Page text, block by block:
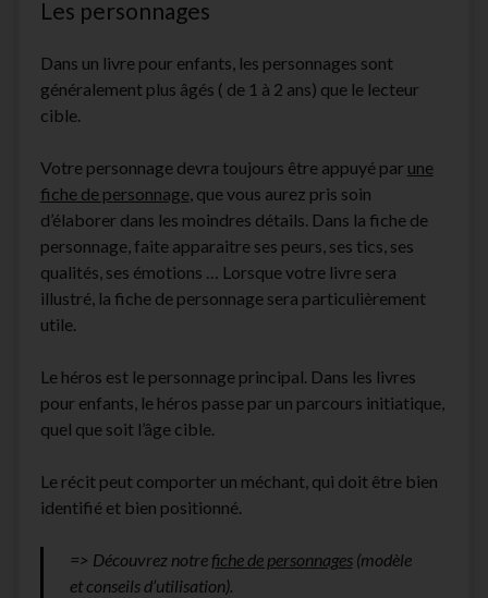
Les personnages
Dans un livre pour enfants, les personnages sont
généralement plus âgés ( de 1 à 2 ans) que le lecteur
cible.
Votre personnage devra toujours être appuyé par une
fiche de personnage, que vous aurez pris soin
d’élaborer dans les moindres détails. Dans la fiche de
personnage, faite apparaitre ses peurs, ses tics, ses
qualités, ses émotions … Lorsque votre livre sera
illustré, la fiche de personnage sera particulièrement
utile.
Le héros est le personnage principal. Dans les livres
pour enfants, le héros passe par un parcours initiatique,
quel que soit l’âge cible.
Le récit peut comporter un méchant, qui doit être bien
identifié et bien positionné.
=> Découvrez notre fiche de personnages (modèle
et conseils d’utilisation).